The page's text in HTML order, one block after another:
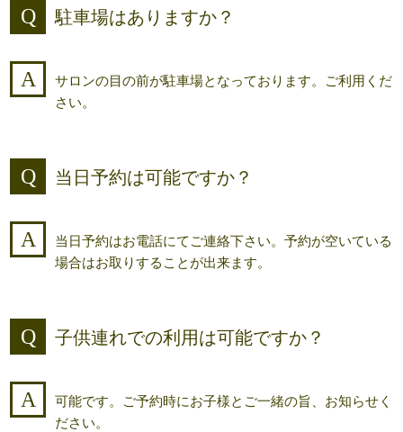
駐車場はありますか？
サロンの目の前が駐車場となっております。ご利用くだ
さい。
当日予約は可能ですか？
当日予約はお電話にてご連絡下さい。予約が空いている
場合はお取りすることが出来ます。
子供連れでの利用は可能ですか？
可能です。ご予約時にお子様とご一緒の旨、お知らせく
ださい。